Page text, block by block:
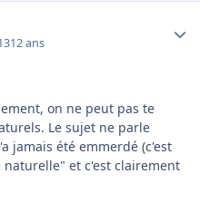
12 ans
on ne peut pas te
Le sujet ne parle
jamais été emmerdé (c'est
et c'est clairement